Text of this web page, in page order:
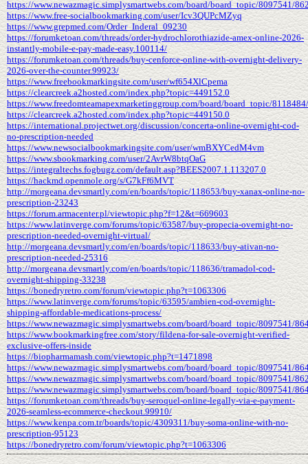
https://www.newazmagic.simplysmartwebs.com/board/board_topic/8097541/
https://www.free-socialbookmarking.com/user/Icv3QUPcMZyq
https://www.grepmed.com/Order_Inderal_09230
https://forumketoan.com/threads/order-hydrochlorothiazide-amex-online-2026-
instantly-mobile-e-pay-made-easy.100114/
https://forumketoan.com/threads/buy-cenforce-online-with-overnight-delivery-
2026-over-the-counter.99923/
https://www.freebookmarkingsite.com/user/wf654XlCpema
https://clearcreek.a2hosted.com/index.php?topic=449152.0
https://www.freedomteamapexmarketinggroup.com/board/board_topic/
https://clearcreek.a2hosted.com/index.php?topic=449150.0
https://international.projectwet.org/discussion/concerta-online-overnight-cod-
no-prescription-needed
https://www.newsocialbookmarkingsite.com/user/wmBXYCedM4vm
https://www.sbookmarking.com/user/2AvrW8btqOaG
https://integraltechs.fogbugz.com/default.asp?BEES2007.1.113207.0
https://hackmd.openmole.org/s/G7kFf6MVT
http://morgeana.devsmartly.com/en/boards/topic/118653/buy-xanax-online-no-
prescription-23243
https://forum.armacenter.pl/viewtopic.php?f=12&t=669603
https://www.latinverge.com/forums/topic/63587/buy-propecia-overnight-no-
prescription-needed-overnight-virtual/
http://morgeana.devsmartly.com/en/boards/topic/118633/buy-ativan-no-
prescription-needed-25316
http://morgeana.devsmartly.com/en/boards/topic/118636/tramadol-cod-
overnight-shipping-33238
https://bonedryretro.com/forum/viewtopic.php?t=1063306
https://www.latinverge.com/forums/topic/63595/ambien-cod-overnight-
shipping-affordable-medications-process/
https://www.newazmagic.simplysmartwebs.com/board/board_topic/8097541/
https://www.bookmarkingfree.com/story/fildena-for-sale-overnight-verified-
exclusive-offers-inside
https://biopharmamash.com/viewtopic.php?t=1471898
https://www.newazmagic.simplysmartwebs.com/board/board_topic/8097541/
https://www.newazmagic.simplysmartwebs.com/board/board_topic/8097541/
https://www.newazmagic.simplysmartwebs.com/board/board_topic/8097541/
https://forumketoan.com/threads/buy-seroquel-online-legally-via-e-payment-
2026-seamless-ecommerce-checkout.99910/
https://www.kenpa.com.tr/boards/topic/4309311/buy-soma-online-with-no-
prescription-95123
https://bonedryretro.com/forum/viewtopic.php?t=1063306